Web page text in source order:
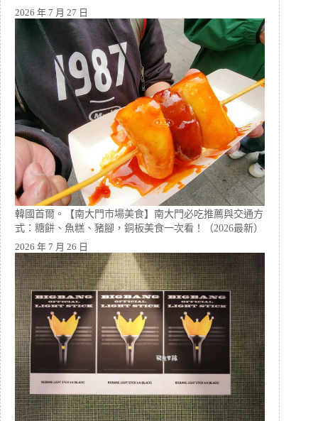
2026 年 7 月 27 日
韓國首爾。【南大門市場美食】南大門必吃推薦與交通方
式：糖餅、魚糕、豬腳，銅板美食一次看！（2026最新）
2026 年 7 月 26 日